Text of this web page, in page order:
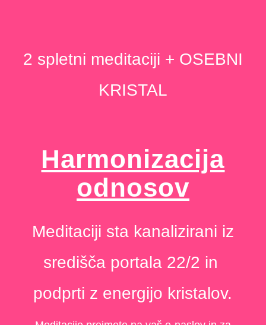
2 spletni meditaciji + OSEBNI
KRISTAL
Harmonizacija
odnosov
Meditaciji sta kanalizirani iz
središča portala 22/2 in
podprti z energijo kristalov.